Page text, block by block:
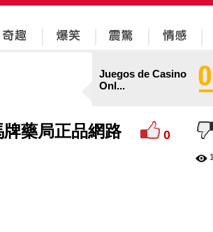
Juegos de Casino
Onl...
藥局正品網路 0